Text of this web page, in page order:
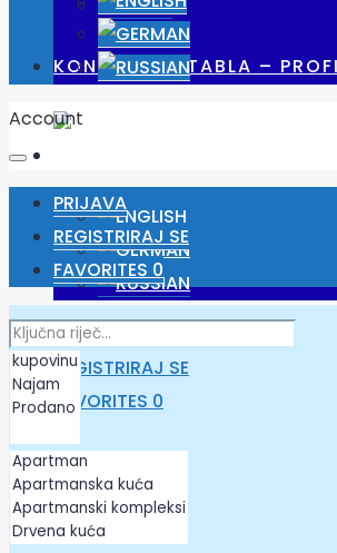
KONTROLNA TABLA –
PRIJAVA
REGISTRIRAJ SE
FAVORITES 0
Account
PRIJAVA
REGISTRIRAJ SE
FAVORITES 0